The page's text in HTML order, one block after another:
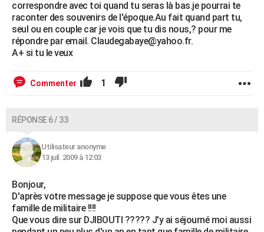
correspondre avec toi quand tu seras là bas.je pourrai te
raconter des souvenirs de l'époque.Au fait quand part tu,
seul ou en couple car je vois que tu dis nous,? pour me
répondre par email. Claudegabaye@yahoo.fr.
A+ si tu le veux
Commenter 1
RÉPONSE 6 / 33
Utilisateur anonyme
13 juil. 2009 à 12:03
Bonjour,
D'après votre message je suppose que vous êtes une
famille de militaire !!!!
Que vous dire sur DJIBOUTI ????? J'y ai séjourné moi aussi